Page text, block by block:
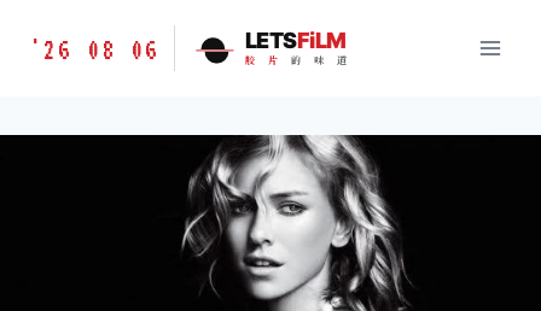
胶
味
'26 08 06 LETSFiLM
胶 片 的 味 道